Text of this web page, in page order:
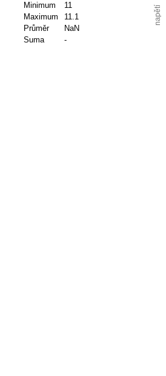
Minimum
11
Maximum
11.1
Průměr
NaN
Suma
-
napětí